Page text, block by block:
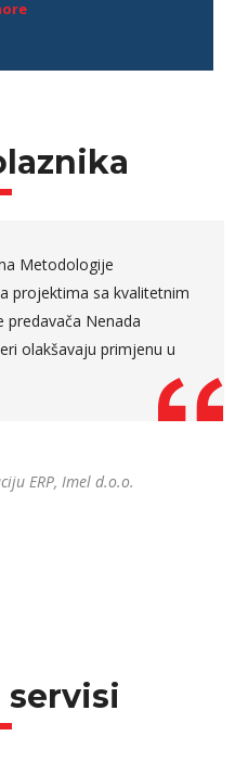
iz dugogodišnjeg
Trajkovskog, te real-
scruma. Također,
sa učesnicima
definitivno zna održati
servisi